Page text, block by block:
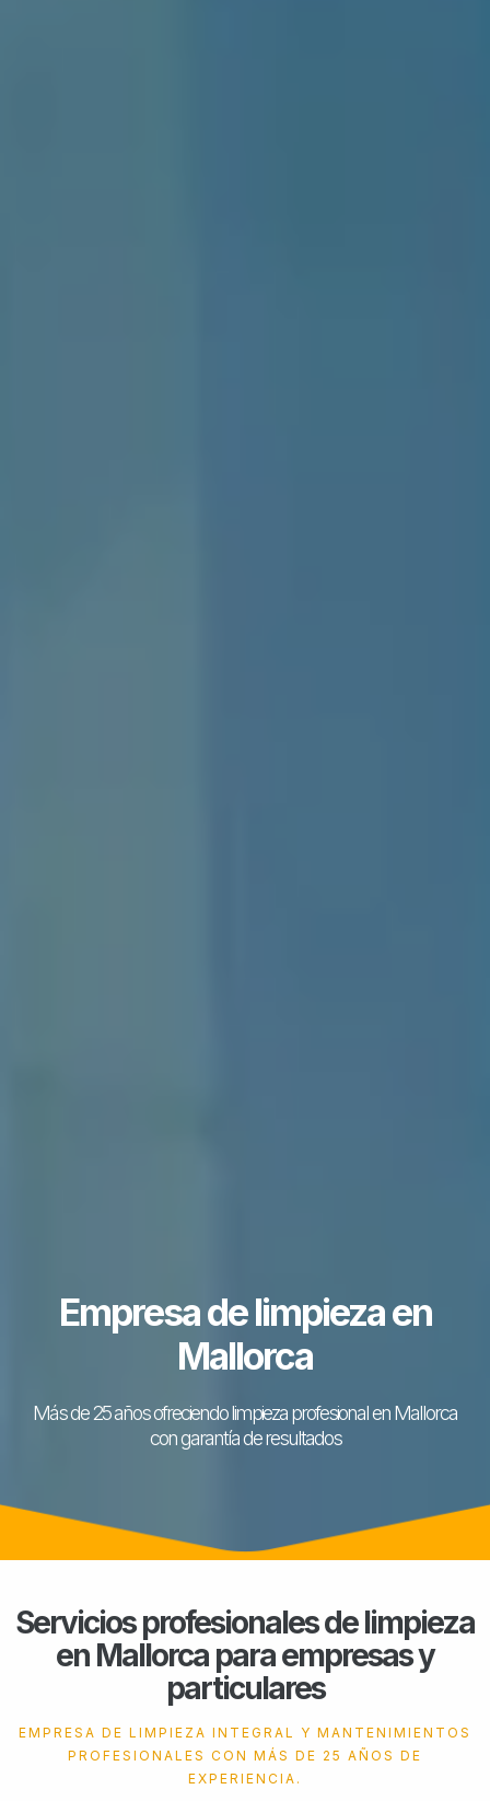
Empresa de limpieza en
Mallorca
Más de 25 años ofreciendo limpieza profesional en Mallorca
con garantía de resultados
Servicios profesionales de limpieza
en Mallorca para empresas y
particulares
EMPRESA DE LIMPIEZA INTEGRAL Y MANTENIMIENTOS
PROFESIONALES CON MÁS DE 25 AÑOS DE
EXPERIENCIA.